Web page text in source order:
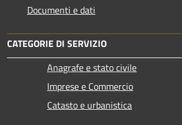
Documenti e dati
CATEGORIE DI SERVIZIO
Anagrafe e stato civile
Imprese e Commercio
Catasto e urbanistica